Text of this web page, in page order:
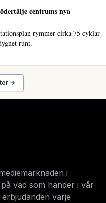
centrums nya
rymmer cirka 75 cyklar
runt.
→
i
vad som händer i vår
varje